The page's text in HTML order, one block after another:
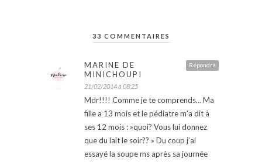
33 COMMENTAIRES
Répondre
MARINE DE
MINICHOUPI
21/02/2014 à 08:25
Mdr!!!! Comme je te comprends… Ma
fille a 13 mois et le pédiatre m’a dit à
ses 12 mois : »quoi? Vous lui donnez
que du lait le soir?? » Du coup j’ai
essayé la soupe ms après sa journée